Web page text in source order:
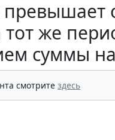
же
суммы
смотрите здесь